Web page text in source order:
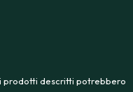
prodotti descritti potrebbero